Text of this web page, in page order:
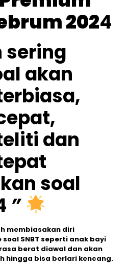
2024
sering
akan
dan
soal
”
membiasakan diri
SNBT seperti anak bayi
berat diawal dan akan
hingga bisa berlari kencang.